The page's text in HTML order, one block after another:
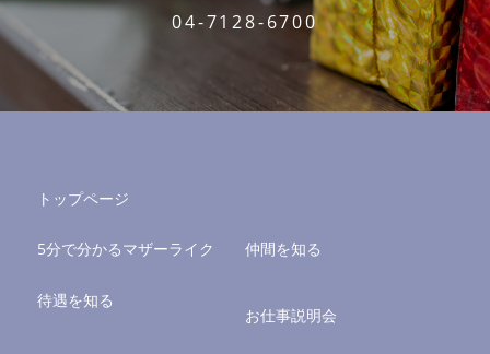
04-7128-6700
トップページ
5分で分かるマザーライク 仲間を知る
待遇を知る
お仕事説明会